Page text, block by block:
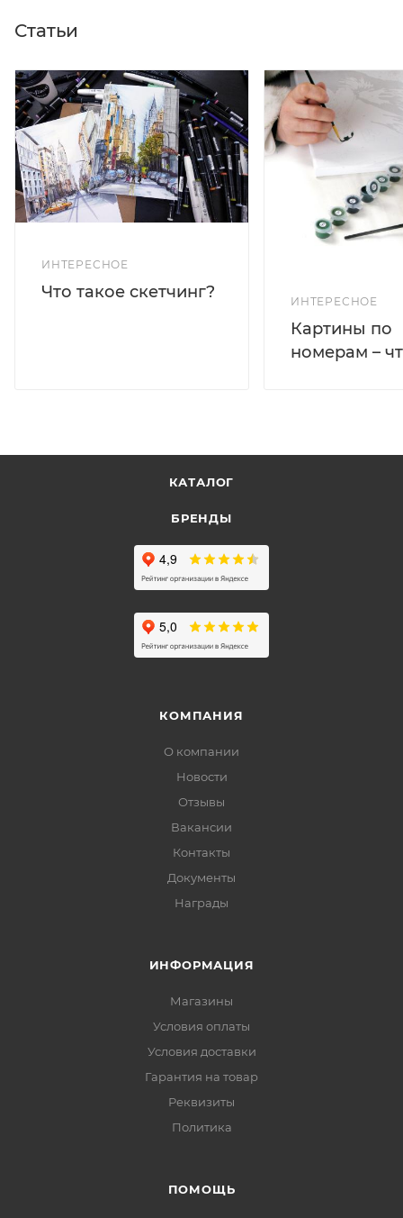
Статьи
ИНТЕРЕСНОЕ
Что такое скетчинг?
ИНТЕРЕСНОЕ
Картины по
номерам –
КАТАЛОГ
БРЕНДЫ
КОМПАНИЯ
О компании
Новости
Отзывы
Вакансии
Контакты
Документы
Награды
ИНФОРМАЦИЯ
Магазины
Условия оплаты
Условия доставки
Гарантия на товар
Реквизиты
Политика
ПОМОЩЬ